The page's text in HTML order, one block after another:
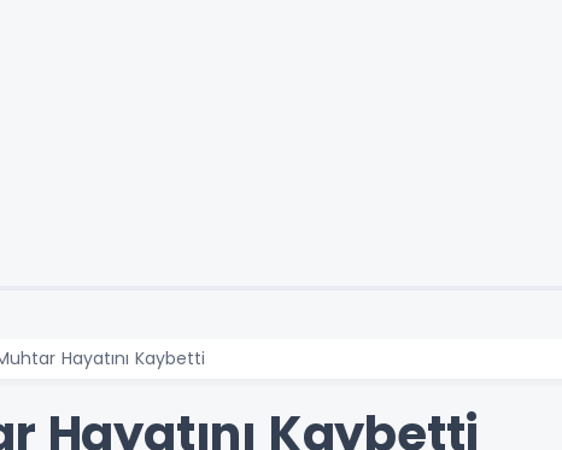
Hayatını Kaybetti
Hayatını Kaybetti